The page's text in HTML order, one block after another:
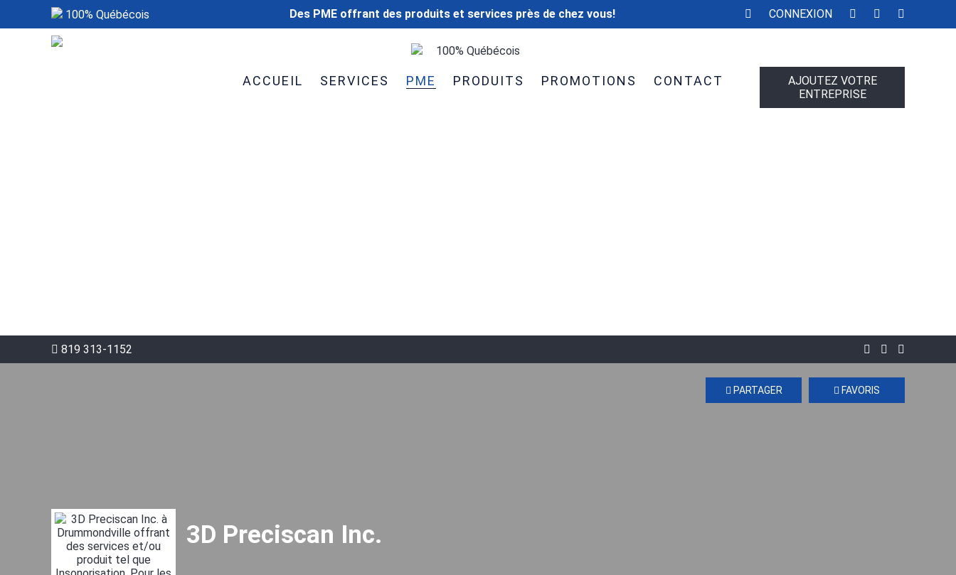
100% Québécois Des PME offrant des produits et services près de chez vous! CONNEXION
100% Québécois
AJOUTEZ VOTRE
ENTREPRISE
ACCUEIL SERVICES PME PRODUITS PROMOTIONS CONTACT
819 313-1152
3D Preciscan Inc.
FAVORIS
PARTAGER